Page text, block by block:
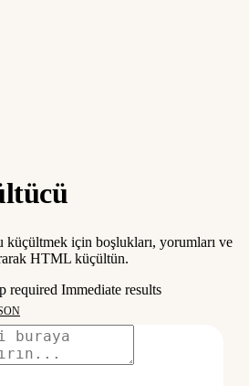
küçültmek için boşlukları, yorumları ve
HTML küçültün.
required Immediate results